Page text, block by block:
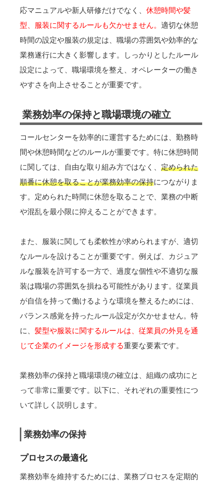
応マニュアルや新人研修だけでなく、 休憩時間や髪
型、服装に関するルールも欠かせません。 適切な休憩
時間の設定や服装の規定は、職場の雰囲気や効率的な
業務遂行に大きく影響します。しっかりとしたルール
設定によって、職場環境を整え、オペレーターの働き
やすさを向上させることが重要です。
業務効率の保持と職場環境の確立
コールセンターを効率的に運営するためには、勤務時
間や休憩時間などのルールが重要です。特に休憩時間
に関しては、自由な取り組み方ではなく、 定められた
順番に休憩を取ることが業務効率の保持につながりま
す。定められた時間に休憩を取ることで、業務の中断
や混乱を最小限に抑えることができます。
また、服装に関しても柔軟性が求められますが、適切
なルールを設けることが重要です。例えば、カジュア
ルな服装を許可する一方で、過度な個性や不適切な服
装は職場の雰囲気を損ねる可能性があります。従業員
が自信を持って働けるような環境を整えるためには、
バランス感覚を持ったルール設定が欠かせません。特
に、 髪型や服装に関するルールは、従業員の外見を通
じて企業のイメージを形成する重要な要素です。
業務効率の保持と職場環境の確立は、組織の成功にと
って非常に重要です。以下に、それぞれの重要性につ
いて詳しく説明します。
業務効率の保持
プロセスの最適化
業務効率を維持するためには、業務プロセスを定期的